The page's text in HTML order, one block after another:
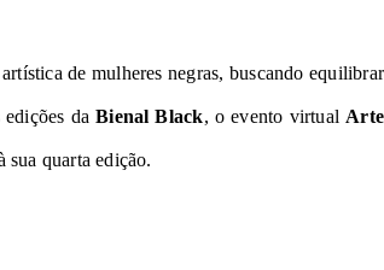
de mulheres negras, buscando equilibrar
da Bienal Black, o evento virtual Arte
sua quarta edição.